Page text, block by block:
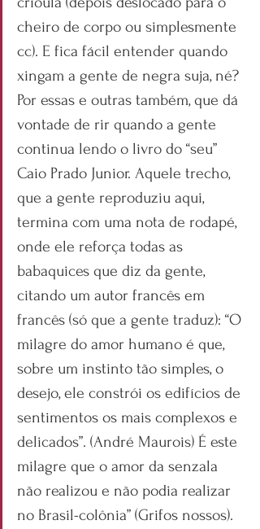
cheiro de corpo ou simplesmente
cc). E fica fácil entender quando
xingam a gente de negra suja, né?
Por essas e outras também, que dá
vontade de rir quando a gente
continua lendo o livro do “seu”
Caio Prado Junior. Aquele trecho,
que a gente reproduziu aqui,
termina com uma nota de rodapé,
onde ele reforça todas as
babaquices que diz da gente,
citando um autor francês em
francês (só que a gente traduz): “O
milagre do amor humano é que,
sobre um instinto tão simples, o
desejo, ele constrói os edifícios de
sentimentos os mais complexos e
delicados”. (André Maurois) É este
milagre que o amor da senzala
não realizou e não podia realizar
no Brasil-colônia” (Grifos nossos).